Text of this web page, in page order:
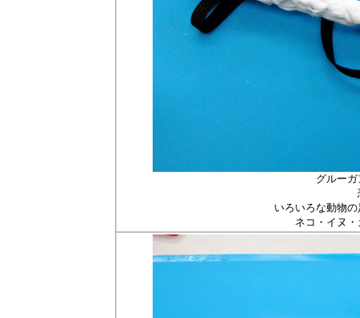
グルー
いろいろな動物
ネコ・イヌ